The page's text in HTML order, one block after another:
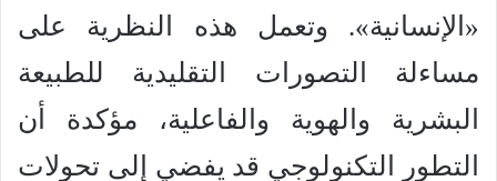
«الإنسانية». وتعمل هذه النظرية على
مساءلة التصورات التقليدية للطبيعة
البشرية والهوية والفاعلية، مؤكدة أن
التطور التكنولوجي قد يفضي إلى تحولات